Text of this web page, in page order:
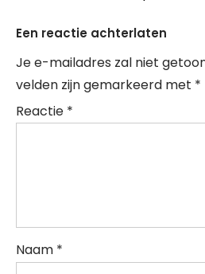
Een reactie achterlaten
Je e-mailadres zal niet
velden zijn gemarkeerd met *
Reactie *
Naam *